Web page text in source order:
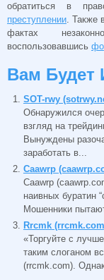
обратиться в
преступлении. Также
фактах
воспользовавшись
Вам Будет
SOT-rwy
Обнаружился
взгляд на
Вынуждены
заработать в...
Сaawrp
Сaawrp
наивных буратин
Мошенники
Rrcmk
«Торгуйте с
таким слоганом
(rrcmk.com).